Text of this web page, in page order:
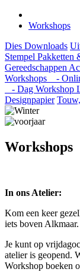
Workshops
Dies Downloads
Stempel Pakketten
Gereedschappen
Workshops
-
- Dag Workshop
Designpapier
Workshops
In ons Atelier:
Kom een keer
iets boven Alkmaar.
Je kunt op
atelier is geopend.
Workshop boeken